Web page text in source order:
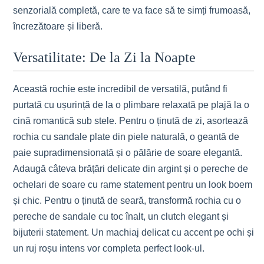
senzorială completă, care te va face să te simți frumoasă,
încrezătoare și liberă.
Versatilitate: De la Zi la Noapte
Această rochie este incredibil de versatilă, putând fi
purtată cu ușurință de la o plimbare relaxată pe plajă la o
cină romantică sub stele. Pentru o ținută de zi, asortează
rochia cu sandale plate din piele naturală, o geantă de
paie supradimensionată și o pălărie de soare elegantă.
Adaugă câteva brățări delicate din argint și o pereche de
ochelari de soare cu rame statement pentru un look boem
și chic. Pentru o ținută de seară, transformă rochia cu o
pereche de sandale cu toc înalt, un clutch elegant și
bijuterii statement. Un machiaj delicat cu accent pe ochi și
un ruj roșu intens vor completa perfect look-ul.